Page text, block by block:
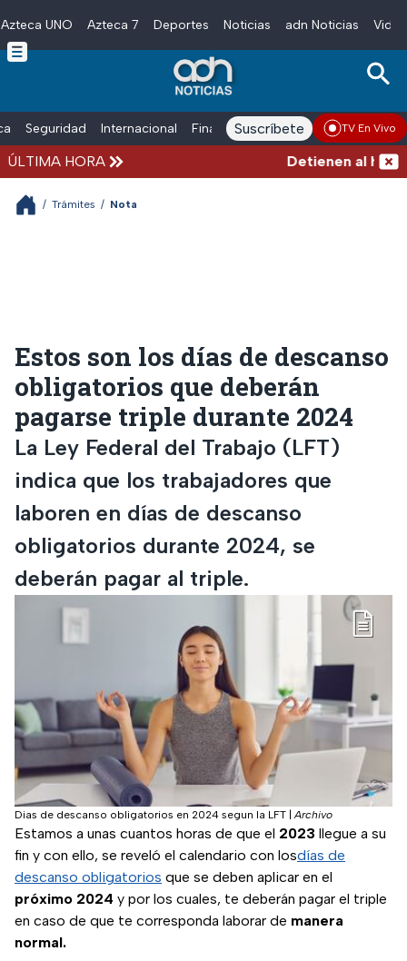
Skip to main content
Azteca UNO Azteca 7 Deportes Noticias adn Noticias
Seguridad Internacional Finanzas adn Noticias Radio
Suscríbete TV En Vivo
ÚLTIMA HORA Detienen al
/ Trámites / Nota
Estos son los días de descanso
obligatorios que deberán
pagarse triple durante 2024
La Ley Federal del Trabajo (LFT)
indica que los trabajadores que
laboren en días de descanso
obligatorios durante 2024, se
deberán pagar al triple.
Dias de descanso obligatorios en 2024 segun la LFT |Archivo
Estamos a unas cuantos horas de que el 2023 llegue a su
fin y con ello, se reveló el calendario con losdías de
descanso obligatorios que se deben aplicar en el
próximo 2024 y por los cuales, te deberán pagar el triple
en caso de que te corresponda laborar de manera
normal.